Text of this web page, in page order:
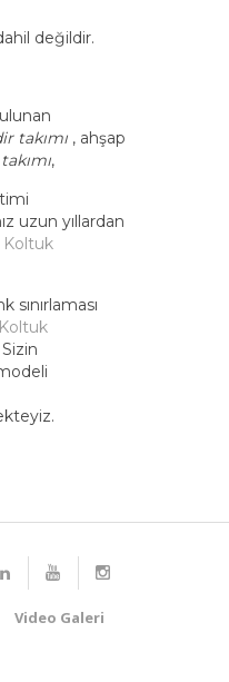
değildir.
takımı , ahşap
,
uzun yıllardan
Koltuk
Video Galeri